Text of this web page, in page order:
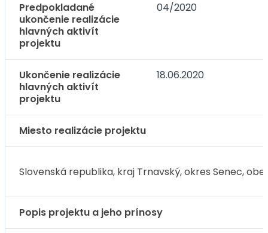
Predpokladané
ukončenie realizácie
hlavných aktivít
projektu
04/2020
Ukončenie realizácie
hlavných aktivít
projektu
18.06.2020
Miesto realizácie projektu
Slovenská republika, kraj Trnavský, okres Senec,
Popis projektu a jeho prínosy